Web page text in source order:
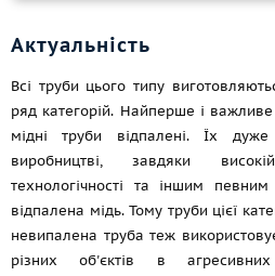
Актуальність
Всі труби цього типу
ряд категорій. Найперше і
мідні труби відпалені. Їх
виробництві, завдяки
технологічності та іншим
відпалена мідь. Тому труби цієї
невипалена труба теж
різних об'єктів в